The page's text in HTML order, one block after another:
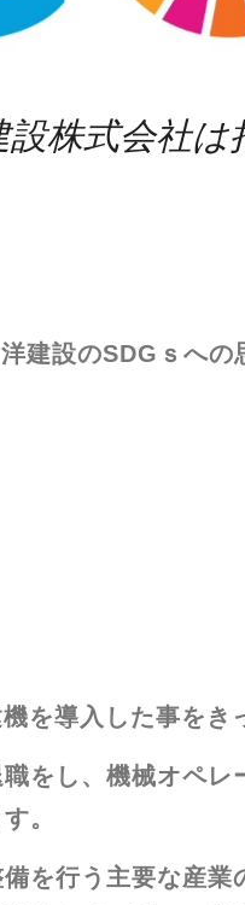
設株式会社
洋建設のSDGｓへの
を導入した事を
をし、機械オペ
。
を行う主要な産